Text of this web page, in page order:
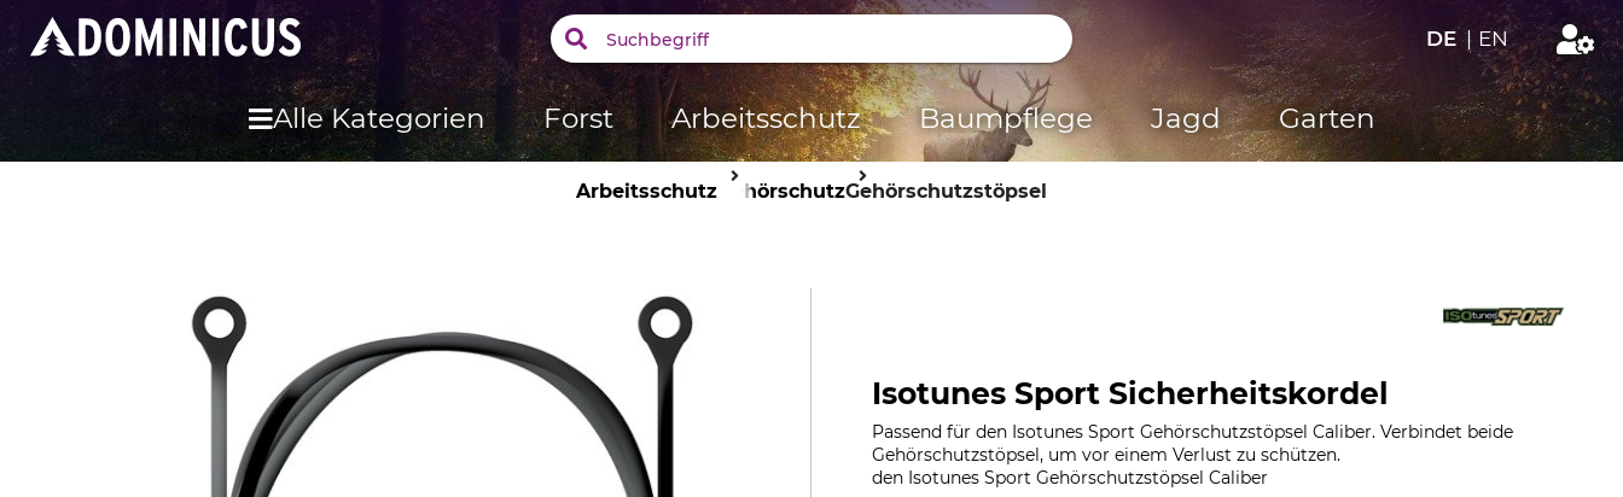
DE | EN
Alle Kategorien Forst Arbeitsschutz Baumpflege Jagd Garten
Arbeitsschutz GehörschutzGehörschutzstöpsel
Isotunes Sport Sicherheitskordel
Passend für den Isotunes Sport Gehörschutzstöpsel Caliber. Verbindet beide
Gehörschutzstöpsel, um vor einem Verlust zu schützen.
den Isotunes Sport Gehörschutzstöpsel Caliber